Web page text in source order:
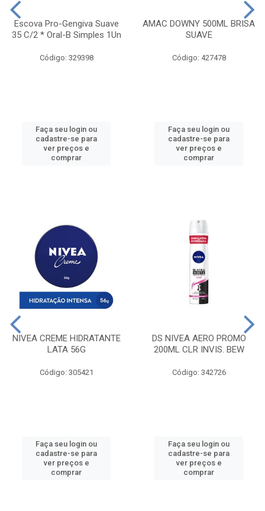
Escova Pro-Gengiva Suave
35 C/2 * Oral-B Simples 1Un
Código: 329398
Faça seu login ou
cadastre-se para
ver preços e
comprar
AMAC DOWNY 500ML BRISA
SUAVE
Código: 427478
Faça seu login ou
cadastre-se para
ver preços e
comprar
NIVEA CREME HIDRATANTE
LATA 56G
Código: 305421
Faça seu login ou
cadastre-se para
ver preços e
comprar
DS NIVEA AERO PROMO
200ML CLR INVIS. BEW
Código: 342726
Faça seu login ou
cadastre-se para
ver preços e
comprar